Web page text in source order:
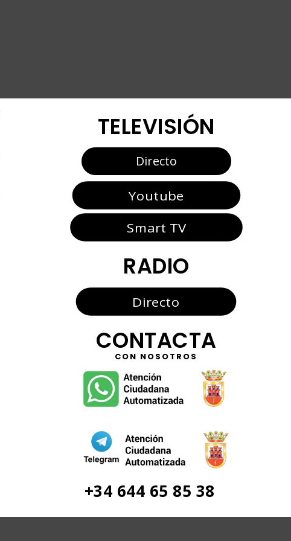
TELEVISIÓN
Directo
Youtube
Smart TV
RADIO
Directo
CONTACTA
CON NOSOTROS
+34 644 65 85 38